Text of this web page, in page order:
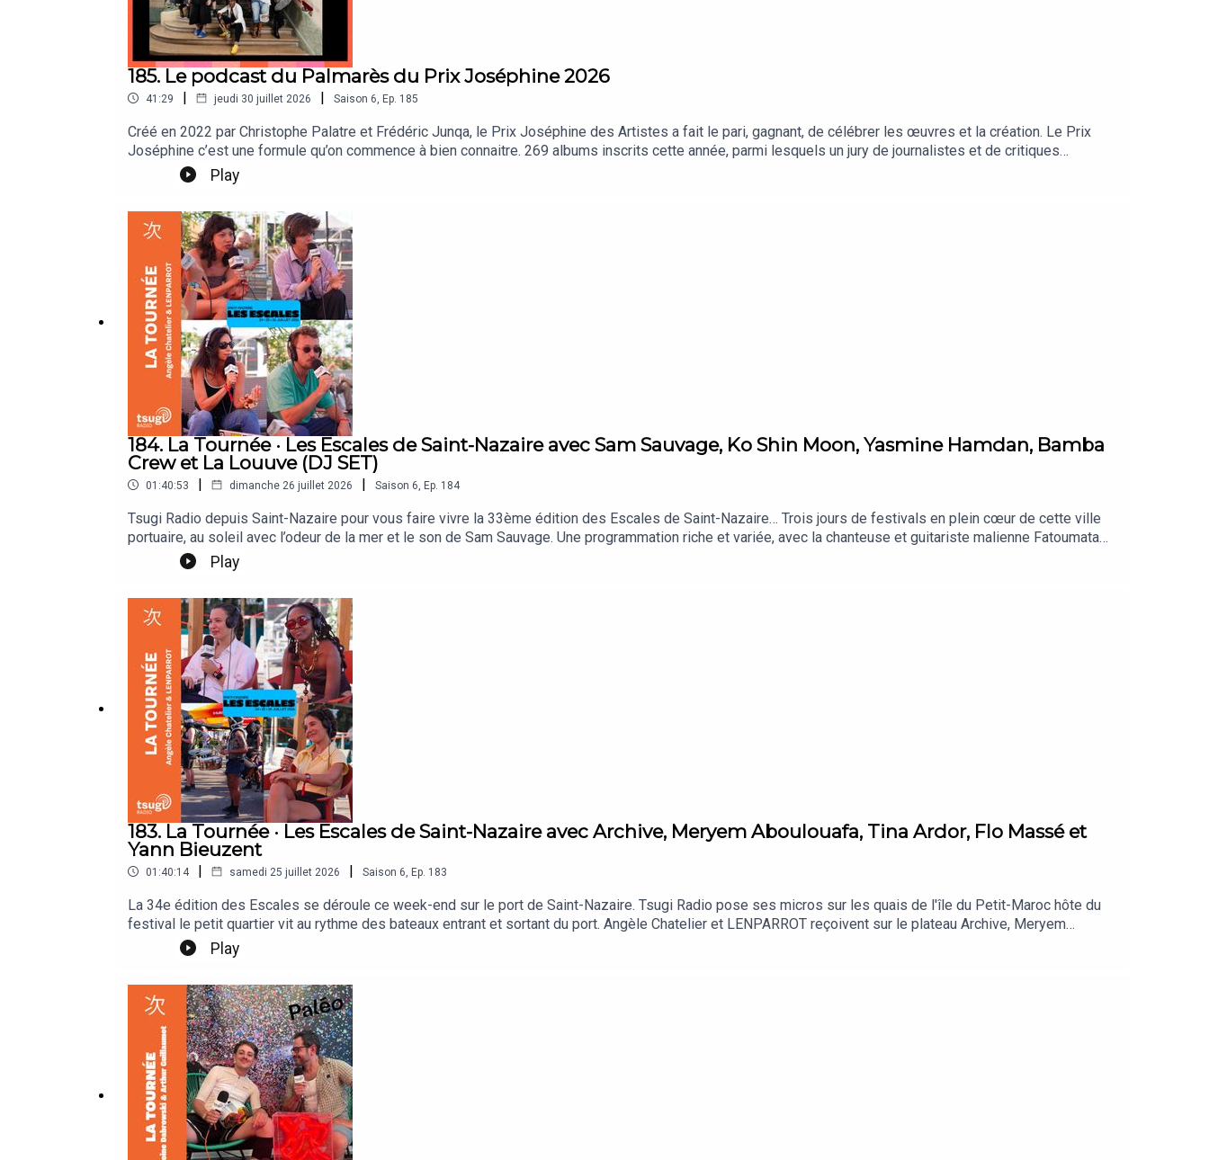
185. Le podcast du Palmarès du Prix Joséphine 2026
41:29 | jeudi 30 juillet 2026 | Saison 6 Ep. 185
Créé en 2022 par Christophe Palatre et Frédéric Junqa, le Prix Joséphine des Artistes a fait le pari, gagnant, de célébrer les œuvres et la création. Le Prix
Joséphine c’est une formule qu’on commence à bien connaitre. 269 albums inscrits cette année, parmi lesquels un jury de journalistes et de critiques
musicaux a composé une liste de 40 œuvres. 40 albums par la suite décortiqués par un jury d’artistes, présidé par Pomme avec Flavien Berger, Adèle
Castillon, Chilla, Kalala, Thibaut de Longeville, André Manoukian, Vanessa Wagner et Yuksek. Un jury qui s’est réuni autour de Pomme pour choisir 10 lauréats
l'Olympia le 30 septembre prochain. Réservations dans les points de vente habituels.
Play
184. La Tournée · Les Escales de Saint-Nazaire avec Sam Sauvage, Ko Shin Moon, Yasmine Hamdan, Bamba
Crew et La Louuve (DJ SET)
01:40:53 | dimanche 26 juillet 2026 | Saison 6 Ep. 184
Tsugi Radio depuis Saint-Nazaire pour vous faire vivre la 33ème édition des Escales de Saint-Nazaire… Trois jours de festivals en plein cœur de cette ville
portuaire, au soleil avec l’odeur de la mer et le son de Sam Sauvage. Une programmation riche et variée, avec la chanteuse et guitariste malienne Fatoumata
Diawara, le sémillant Benjamin Biolay ou encore l’icône underground libanaise Yasmine Hamdan ainsi que le duo d’explorateurs sonores Ko Shin Moon. Angèle
Chatelier et LENPARROT reçoivent au micro : Sam Sauvage, Ko Shin Moon, Yasmine Hamdan, Bamba Crew et une bonne partie du DJ set de La Louuve
Play
183. La Tournée · Les Escales de Saint-Nazaire avec Archive, Meryem Aboulouafa, Tina Ardor, Flo Massé et
Yann Bieuzent
01:40:14 | samedi 25 juillet 2026 | Saison 6 Ep. 183
La 34e édition des Escales se déroule ce week-end sur le port de Saint-Nazaire. Tsugi Radio pose ses micros sur les quais de l'île du Petit-Maroc hôte du
festival le petit quartier vit au rythme des bateaux entrant et sortant du port. Angèle Chatelier et LENPARROT reçoivent sur le plateau Archive, Meryem
Aboulouafa, Tina Ardor, Flo Massé et Yann Bieuzent, directeur du festival.
Play